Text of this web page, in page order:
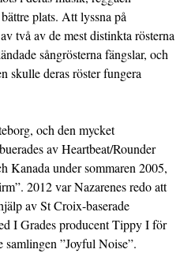
plats. Att lyssna på
två av de mest distinkta rösterna
sångrösterna fängslar, och
skulle deras röster fungera
och den mycket
av Heartbeat/Rounder
Kanada under sommaren 2005,
2012 var Nazarenes redo att
av St Croix-baserade
I Grades producent Tippy I för
samlingen ”Joyful Noise”.